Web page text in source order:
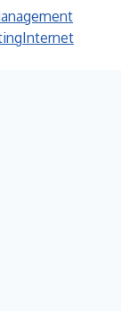
Internet